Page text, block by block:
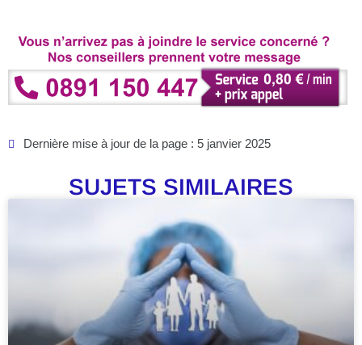
Dernière mise à jour de la page : 5 janvier 2025
SUJETS SIMILAIRES